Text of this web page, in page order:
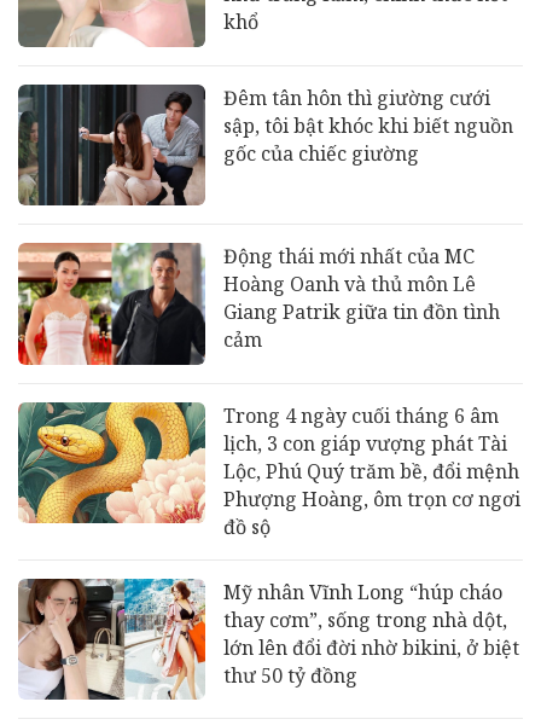
khổ
Đêm tân hôn thì giường cưới
sập, tôi bật khóc khi biết nguồn
gốc của chiếc giường
Động thái mới nhất của MC
Hoàng Oanh và thủ môn Lê
Giang Patrik giữa tin đồn tình
cảm
Trong 4 ngày cuối tháng 6 âm
lịch, 3 con giáp vượng phát Tài
Lộc, Phú Quý trăm bề, đổi mệnh
Phượng Hoàng, ôm trọn cơ ngơi
đồ sộ
Mỹ nhân Vĩnh Long “húp cháo
thay cơm”, sống trong nhà dột,
lớn lên đổi đời nhờ bikini, ở biệt
thư 50 tỷ đồng